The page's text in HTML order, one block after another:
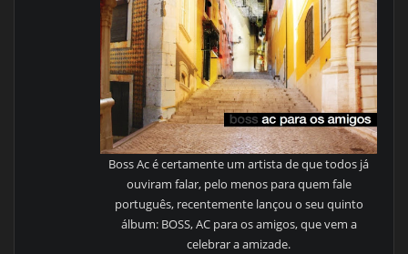
Boss Ac é certamente um artista de que todos já
ouviram falar, pelo menos para quem fale
português, recentemente lançou o seu quinto
álbum: BOSS, AC para os amigos, que vem a
celebrar a amizade.